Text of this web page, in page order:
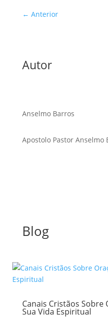
← Anterior
Autor
Anselmo Barros
Apostolo Pastor Anselmo
Blog
Canais Cristãos Sobre
Sua Vida Espiritual